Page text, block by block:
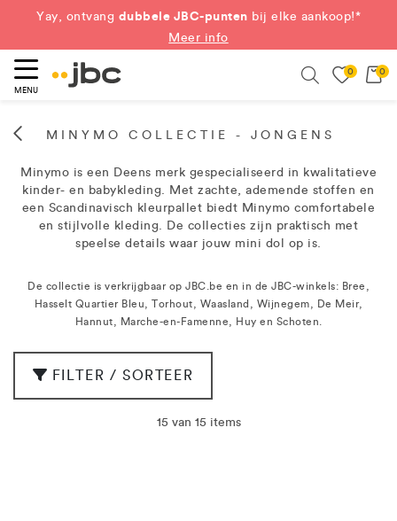
Yay, ontvang dubbele JBC-punten bij elke aankoop!*
Meer info
MENU
0 0
MINYMO COLLECTIE - JONGENS
Minymo is een Deens merk gespecialiseerd in kwalitatieve
kinder- en babykleding. Met zachte, ademende stoffen en
een Scandinavisch kleurpallet biedt Minymo comfortabele
en stijlvolle kleding. De collecties zijn praktisch met
speelse details waar jouw mini dol op is.
De collectie is verkrijgbaar op JBC.be en in de JBC-winkels: Bree,
Hasselt Quartier Bleu, Torhout, Waasland, Wijnegem, De Meir,
Hannut, Marche-en-Famenne, Huy en Schoten.
FILTER / SORTEER
15 van 15 items